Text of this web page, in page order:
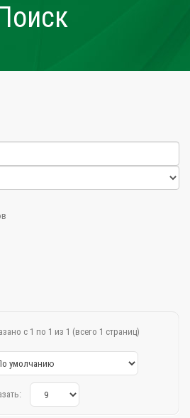
с 1 по 1 из 1 (всего 1 страниц)